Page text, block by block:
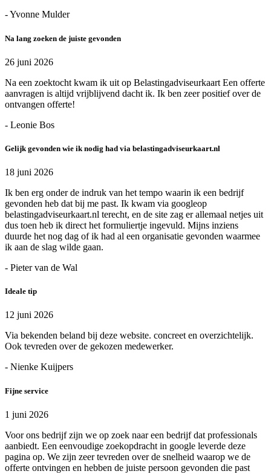
- Yvonne Mulder
Na lang zoeken de juiste gevonden
26 juni 2026
Na een zoektocht kwam ik uit op Belastingadviseurkaart Een offerte
aanvragen is altijd vrijblijvend dacht ik. Ik ben zeer positief over de
ontvangen offerte!
- Leonie Bos
Gelijk gevonden wie ik nodig had via belastingadviseurkaart.nl
18 juni 2026
Ik ben erg onder de indruk van het tempo waarin ik een bedrijf
gevonden heb dat bij me past. Ik kwam via googleop
belastingadviseurkaart.nl terecht, en de site zag er allemaal netjes uit
dus toen heb ik direct het formuliertje ingevuld. Mijns inziens
duurde het nog dag of ik had al een organisatie gevonden waarmee
ik aan de slag wilde gaan.
- Pieter van de Wal
Ideale tip
12 juni 2026
Via bekenden beland bij deze website. concreet en overzichtelijk.
Ook tevreden over de gekozen medewerker.
- Nienke Kuijpers
Fijne service
1 juni 2026
Voor ons bedrijf zijn we op zoek naar een bedrijf dat professionals
aanbiedt. Een eenvoudige zoekopdracht in google leverde deze
pagina op. We zijn zeer tevreden over de snelheid waarop we de
offerte ontvingen en hebben de juiste persoon gevonden die past